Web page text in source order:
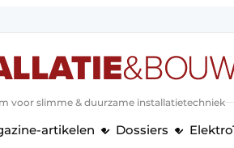
voorwaarden
overzicht
AanmeldenBedankt voor de aanmelding
voor slimme & duurzame installatietechniek
artikelen Dossiers